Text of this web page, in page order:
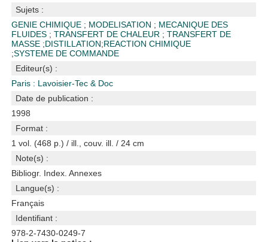
Sujets :
GENIE CHIMIQUE ; MODELISATION ; MECANIQUE DES
FLUIDES ;TRANSFERT DE CHALEUR ;TRANSFERT DE
MASSE ;DISTILLATION;REACTION CHIMIQUE
;SYSTEME DE COMMANDE
Editeur(s) :
Paris : Lavoisier-Tec & Doc
Date de publication :
1998
Format :
1 vol. (468 p.) / ill., couv. ill. / 24 cm
Note(s) :
Bibliogr. Index. Annexes
Langue(s) :
Français
Identifiant :
978-2-7430-0249-7